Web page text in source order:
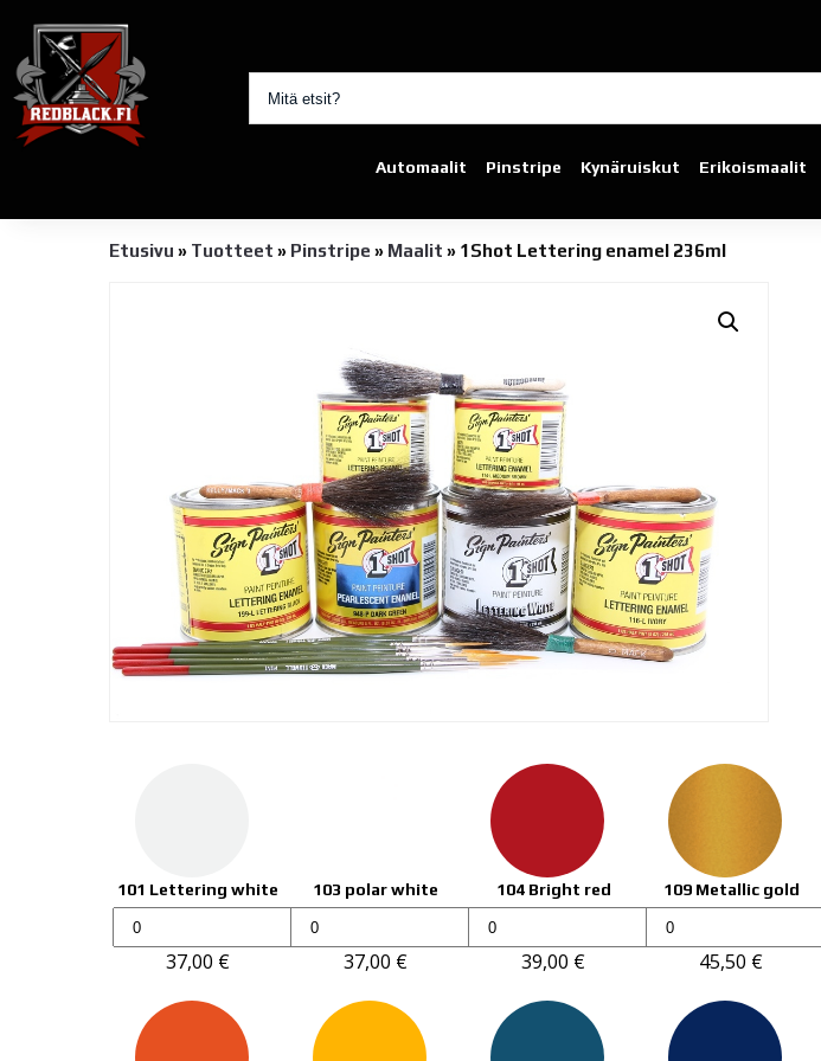
Automaalit Pinstripe Kynäruiskut Erikoismaalit
Etusivu » Tuotteet » Pinstripe » Maalit » 1Shot Lettering enamel 236ml
101 Lettering white
1Shot
Lettering
enamel
236ml
määrä
37,00 €
103 polar white
1Shot
Lettering
enamel
236ml
määrä
37,00 €
104 Bright red
1Shot
Lettering
enamel
236ml
määrä
39,00 €
109 Metallic gold
1Shot
Lettering
enamel
236ml
määrä
45,50 €